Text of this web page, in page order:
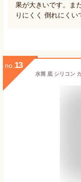
果が大きいです。ま
りにくく 倒れにくい
no. 13